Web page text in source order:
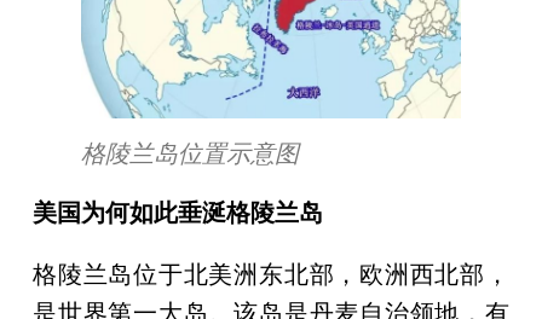
格陵兰岛位置示意图
美国为何如此垂涎格陵兰岛
格陵兰岛位于北美洲东北部，欧洲西北部，